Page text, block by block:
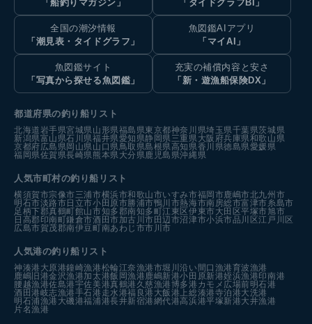
「船釣りマガジン」
「タイドグラフBI」
全国の潮汐情報
「潮見表・タイドグラフ」
魚図鑑AIアプリ
「マイAI」
魚図鑑サイト
「写真から探せる魚図鑑」
充実の補償内容と安さ
「新・遊漁船保険DX」
都道府県の釣り船リスト
北海道岩手県宮城県山形県福島県東京都神奈川県埼玉県千葉県茨城県
新潟県富山県石川県福井県愛知県静岡県三重県大阪府兵庫県和歌山県
京都府広島県岡山県山口県鳥取県島根県高知県香川県徳島県愛媛県
福岡県佐賀県長崎県熊本県大分県鹿児島県沖縄県
人気市町村の釣り船リスト
横須賀市宗像市三浦市横浜市和歌山市いすみ市福岡市鹿嶋市北九州市
明石市淡路市 日立市小田原市勝浦市鴨川市熱海市南房総市富津市糸島市
足柄下郡真鶴町館山市知多郡南知多町江東区伊東市大田区平塚市旭市
日高郡印南町鎌倉市酒田市加古川市 田辺市沼津市小浜市品川区江戸川区
広島市賀茂郡南伊豆町南あわじ市市川市
人気港の釣り船リスト
神湊港 大原港鐘崎漁港松輪江奈漁港市堀川沿い 間口漁港育波漁港
鹿嶋旧港金沢漁港加太港飯岡漁港鹿嶋新港小田原新港姪浜漁港印南港
腰越漁港佐島港宇佐美港真鶴港 久慈漁港博多港カモメ広場前明石港
酒田港岐志漁港手石港 走水港福良港 大飯港 上総湊港寺泊港大洗港
明石浦漁港 大磯港福浦港長井新宿港網代港高浜港平塚新港大井漁港
片名漁港